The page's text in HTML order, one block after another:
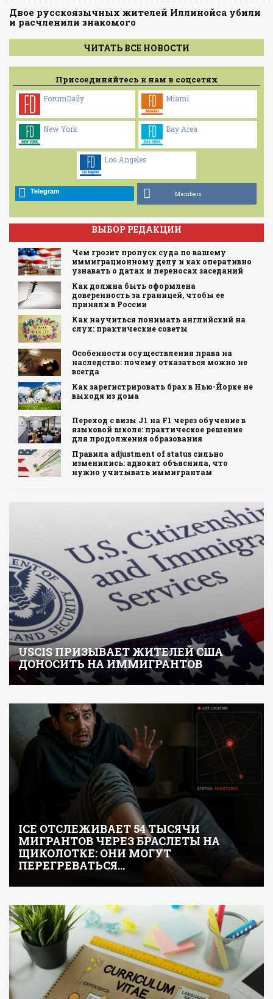
Двое русскоязычных жителей Иллинойса убили
и расчленили знакомого
ЧИТАТЬ ВСЕ НОВОСТИ
Присоединяйтесь к нам в соцсетях
ForumDaily Miami
New York Bay Area
Los Angeles
Telegram Members
ВЫБОР РЕДАКЦИИ
Чем грозит пропуск суда по вашему
иммиграционному делу и как оперативно
узнавать о датах и переносах заседаний
Как должна быть оформлена
доверенность за границей, чтобы ее
приняли в России
Как научиться понимать английский на
слух: практические советы
Особенности осуществления права на
наследство: почему отказаться можно не
всегда
Как зарегистрировать брак в Нью-Йорке не
выходя из дома
Переход с визы J1 на F1 через обучение в
языковой школе: практическое решение
для продолжения образования
Правила adjustment of status сильно
изменились: адвокат объяснила, что
нужно учитывать иммигрантам
USCIS ПРИЗЫВАЕТ ЖИТЕЛЕЙ США
ДОНОСИТЬ НА ИММИГРАНТОВ
ICE ОТСЛЕЖИВАЕТ 54 ТЫСЯЧИ
МИГРАНТОВ ЧЕРЕЗ БРАСЛЕТЫ НА
ЩИКОЛОТКЕ: ОНИ МОГУТ
ПЕРЕГРЕВАТЬСЯ…